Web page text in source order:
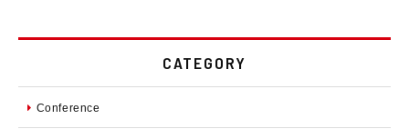
CATEGORY
Conference